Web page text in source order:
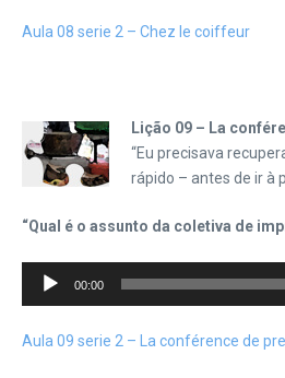
Aula 08 serie 2 – Chez le coiffeur
Lição 09 – La
“Eu precisava
rápido – antes de ir à
“Qual é o assunto da coletiva de
Tocador
00:00
Aula 09 serie 2 – La conférence de